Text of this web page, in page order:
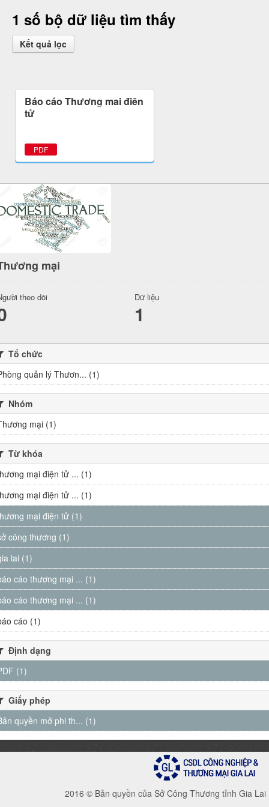
1 số bộ dữ liệu tìm thấy
Kết quả lọc
Báo cáo Thương mại điện
tử
PDF
mại
theo dõi Dữ liệu
1
Tổ chức
quản lý Thươn... (1)
Nhóm
mại (1)
Từ khóa
mại điện tử ... (1)
mại điện tử ... (1)
mại điện tử (1)
công thương (1)
lai (1)
cáo thương mại ... (1)
cáo thương mại ... (1)
cáo (1)
Định dạng
(1)
Giấy phép
quyền mở phi th... (1)
2016 © Bản quyền của Sở Công Thương tỉnh Gia Lai